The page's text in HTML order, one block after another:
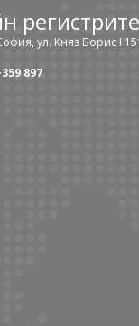
ул. Княз Борис I
897